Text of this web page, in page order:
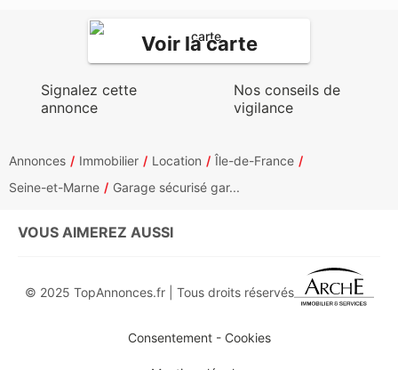
Voir la carte
Signalez cette
annonce
Nos conseils de
vigilance
Annonces Immobilier Location
Île-de-France
Seine-et-Marne
Garage sécurisé gar...
VOUS AIMEREZ AUSSI
© 2025 TopAnnonces.fr | Tous droits réservés
Consentement - Cookies